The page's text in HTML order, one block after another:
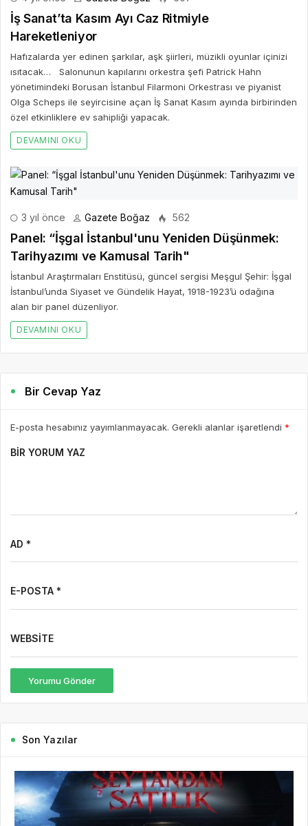
İş Sanat’ta Kasım Ayı Caz Ritmiyle
Hareketleniyor
Hafızalarda yer edinen şarkılar, aşk şiirleri, müzikli oyunlar içinizi
ısıtacak… Salonunun kapılarını orkestra şefi Patrick Hahn
yönetimindeki Borusan İstanbul Filarmoni Orkestrası ve piyanist
Olga Scheps ile seyircisine açan İş Sanat Kasım ayında birbirinden
özel etkinliklere ev sahipliği yapacak.
DEVAMINI OKU
3 yıl önce Gazete Boğaz 562
Panel: “İşgal İstanbul'unu Yeniden Düşünmek:
Tarihyazımı ve Kamusal Tarih"
İstanbul Araştırmaları Enstitüsü, güncel sergisi Meşgul Şehir: İşgal
İstanbul’unda Siyaset ve Gündelik Hayat, 1918-1923’ü odağına
alan bir panel düzenliyor.
DEVAMINI OKU
Bir Cevap Yaz
E-posta hesabınız yayımlanmayacak. Gerekli alanlar işaretlendi *
BIR YORUM YAZ
AD *
E-POSTA *
WEBSITE
Yorumu Gönder
Son Yazılar